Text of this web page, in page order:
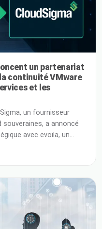
un partenariat
continuité VMware
et les
un fournisseur
a annoncé
avec evoila, un
de services gérés,
Ce partenariat
des clients qui